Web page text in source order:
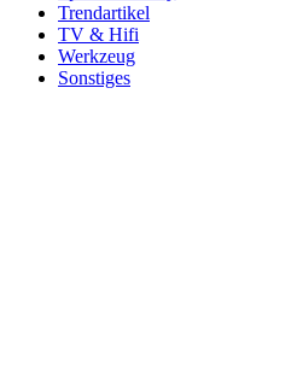
Trendartikel
TV & Hifi
Werkzeug
Sonstiges